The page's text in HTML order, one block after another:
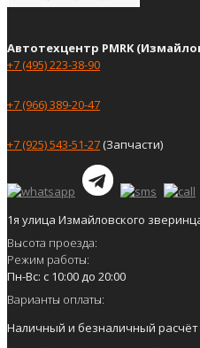
Автотехцентр PMRK
+7 (495) 223-38-90
+7 (966) 389-20-47
+7 (925) 543-51-27(Запчасти)
1я улица Измайловского
Высота проезда:
Режим работы:
Пн-Вс: с 10:00 до 20:00
Варианты оплаты:
Наличный и безналичный расчёт